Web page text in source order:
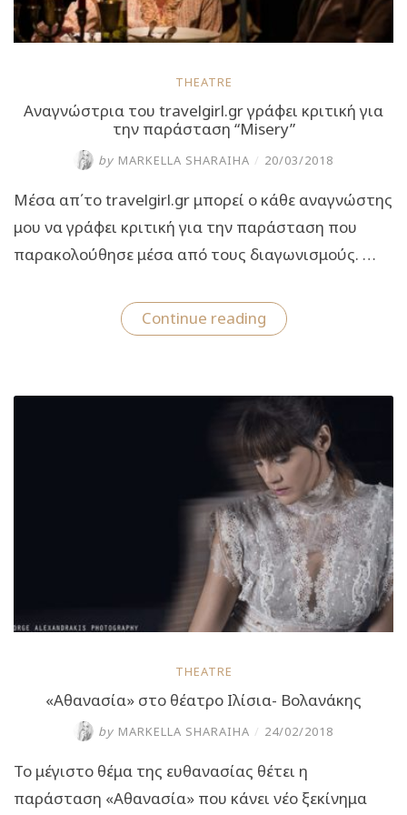
THEATRE
Αναγνώστρια του travelgirl.gr γράφει κριτική για
την παράσταση “Misery”
by MARKELLA SHARAIHA / 20/03/2018
Μέσα απ΄το travelgirl.gr μπορεί ο κάθε αναγνώστης
μου να γράφει κριτική για την παράσταση που
παρακολούθησε μέσα από τους διαγωνισμούς. …
Continue reading“Αναγνώστρια
του
για
την
παράσταση
“Misery””
THEATRE
«Αθανασία» στο θέατρο Ιλίσια- Βολανάκης
by MARKELLA SHARAIHA / 24/02/2018
Το μέγιστο θέμα της ευθανασίας θέτει η
παράσταση «Αθανασία» που κάνει νέο ξεκίνημα